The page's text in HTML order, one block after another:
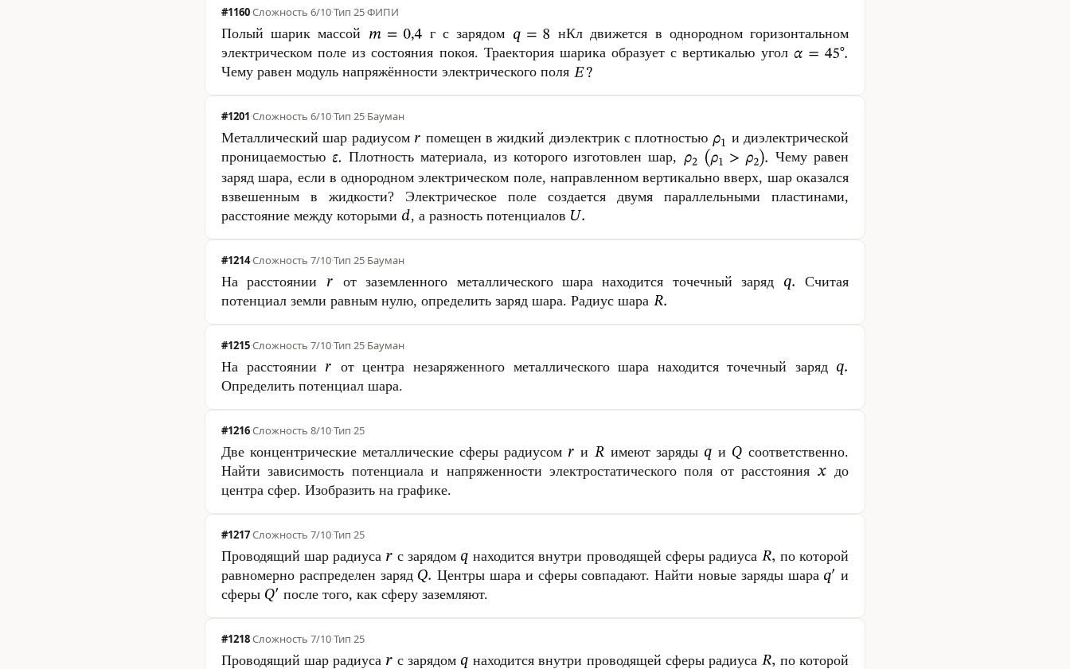
#1160·Сложность 6/10·Тип 25·ФИПИ
Полый шарик массой г с зарядом
нКл движется в однородном горизонтальном
электрическом поле из состояния покоя. Траектория шарика образует с вертикалью угол
Чему равен модуль напряжённости электрического поля
#1201·Сложность 6/10·Тип 25·Бауман
Металлический шар радиусом помещен в жидкий диэлектрик с плотностью
и диэлектрической
проницаемостью
Плотность материала, из которого изготовлен шар,
Чему равен
заряд шара, если в однородном электрическом поле, направленном вертикально вверх, шар оказался
взвешенным в жидкости? Электрическое поле создается двумя параллельными пластинами,
расстояние между которыми
, а разность потенциалов
#1214·Сложность 7/10·Тип 25·Бауман
На расстоянии от заземленного металлического шара находится точечный заряд
Считая
потенциал земли равным нулю, определить заряд шара. Радиус шара
#1215·Сложность 7/10·Тип 25·Бауман
На расстоянии
от центра незаряженного металлического шара находится точечный заряд
Определить потенциал шара.
#1216·Сложность 8/10·Тип 25
Две концентрические металлические сферы радиусом и имеют заряды и
соответственно.
Найти зависимость потенциала и напряженности электростатического поля от расстояния
до
центра сфер. Изобразить на графике.
#1217·Сложность 7/10·Тип 25
Проводящий шар радиуса с зарядом находится внутри проводящей сферы радиуса
по которой
равномерно распределен заряд
Центры шара и сферы совпадают. Найти новые заряды шара
и
сферы
после того, как сферу заземляют.
#1218·Сложность 7/10·Тип 25
Проводящий шар радиуса с зарядом находится внутри проводящей сферы радиуса
по которой